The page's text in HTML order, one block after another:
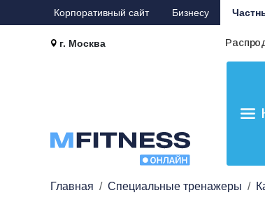
Корпоративный сайт Бизнесу
г. Москва
Главная Специальные тренажеры